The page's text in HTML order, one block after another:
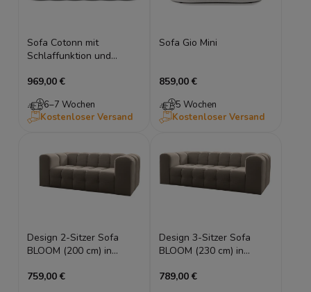
Sofa Cotonn mit
Schlaffunktion und
969,00 €
6–7 Wochen
Kostenloser Versand
Sofa Gio Mini
859,00 €
5 Wochen
Kostenloser Versand
Design 2-Sitzer Sofa
BLOOM (200 cm) in
759,00 €
Design 3-Sitzer Sofa
BLOOM (230 cm) in
789,00 €